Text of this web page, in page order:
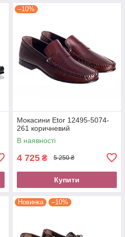
–10%
Мокасини Etor 12495-5074-
261 коричневий
В наявності
4 725 ₴ 5 250 ₴
Купити
Новинка –10%